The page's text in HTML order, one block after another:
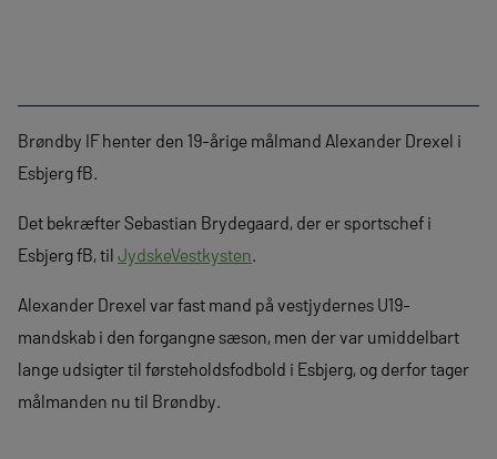
Brøndby IF henter den 19-årige målmand Alexander Drexel i
Esbjerg fB.
Det bekræfter Sebastian Brydegaard, der er sportschef i
Esbjerg fB, til JydskeVestkysten.
Alexander Drexel var fast mand på vestjydernes U19-
mandskab i den forgangne sæson, men der var umiddelbart
lange udsigter til førsteholdsfodbold i Esbjerg, og derfor tager
målmanden nu til Brøndby.